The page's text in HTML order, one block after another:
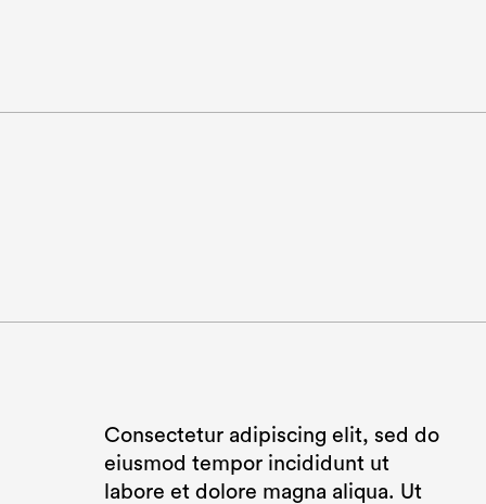
Consectetur adipiscing elit, sed do
eiusmod tempor incididunt ut
labore et dolore magna aliqua. Ut